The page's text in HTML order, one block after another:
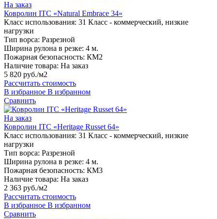
На заказ
Ковролин ITC «Natural Embrace 34»
Класс использования: 31 Класс - коммерческий, низкие
нагрузки
Тип ворса: Разрезной
Ширина рулона в резке: 4 м.
Пожарная безопасность: КМ2
Наличие товара: На заказ
5 820 руб./м2
Рассчитать стоимость
В избранное В избранном
Сравнить
На заказ
Ковролин ITC «Heritage Russet 64»
Класс использования: 31 Класс - коммерческий, низкие
нагрузки
Тип ворса: Разрезной
Ширина рулона в резке: 4 м.
Пожарная безопасность: КМ3
Наличие товара: На заказ
2 363 руб./м2
Рассчитать стоимость
В избранное В избранном
Сравнить